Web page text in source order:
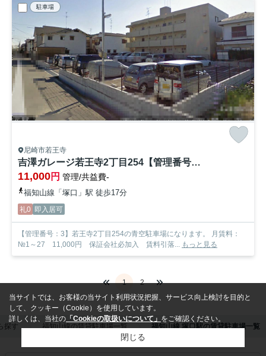
駐車場
尼崎市若王寺
吉澤ガレージ若王寺2丁目254【管理番号3】
11,000円 管理/共益費-
福知山線「塚口」駅 徒歩17分
礼0 即入居可
【管理番号：3】若王寺2丁目254の青空駐車場になります。 月賃料：
№1～27 11,000円 保証会社必加入 賃料引落... もっと見る
1 2
探す 福知山線の賃貸駐車場一覧 福知山線 塚口駅の賃貸駐車場一覧
当サイトでは、お客様の当サイト利用状況把握、サービス向上検討を目的と
して、クッキー（Cookie）を使用しています。
詳しくは、当社の 「Cookieの取扱いについて」 をご確認ください。
閉じる